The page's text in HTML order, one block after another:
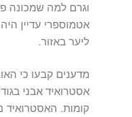
וגרם למה שמכונה
אטמוספרי עדיין
ליער באזור.
מדענים קבעו כי
אסטרואיד אבני